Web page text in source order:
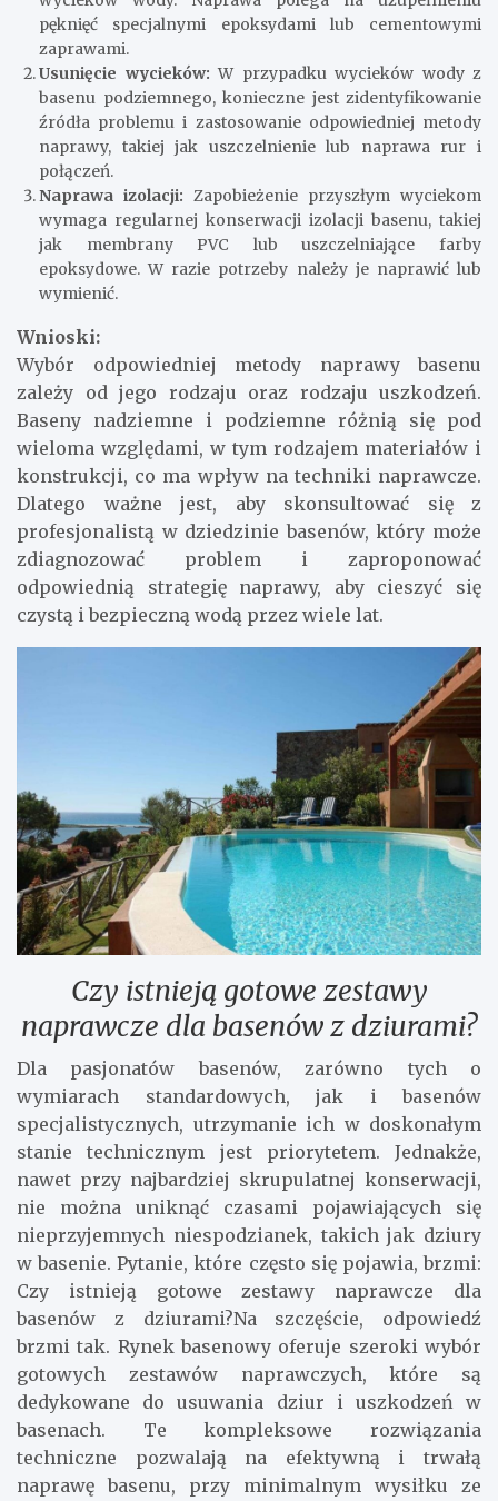
pęknięć specjalnymi epoksydami lub cementowymi
zaprawami.
Usunięcie wycieków: W przypadku wycieków wody z
basenu podziemnego, konieczne jest zidentyfikowanie
źródła problemu i zastosowanie odpowiedniej metody
naprawy, takiej jak uszczelnienie lub naprawa rur i
połączeń.
Naprawa izolacji: Zapobieżenie przyszłym wyciekom
wymaga regularnej konserwacji izolacji basenu, takiej
jak membrany PVC lub uszczelniające farby
epoksydowe. W razie potrzeby należy je naprawić lub
wymienić.
Wnioski:
Wybór odpowiedniej metody naprawy basenu
zależy od jego rodzaju oraz rodzaju uszkodzeń.
Baseny nadziemne i podziemne różnią się pod
wieloma względami, w tym rodzajem materiałów i
konstrukcji, co ma wpływ na techniki naprawcze.
Dlatego ważne jest, aby skonsultować się z
profesjonalistą w dziedzinie basenów, który może
zdiagnozować problem i zaproponować
odpowiednią strategię naprawy, aby cieszyć się
czystą i bezpieczną wodą przez wiele lat.
Czy istnieją gotowe zestawy
naprawcze dla basenów z dziurami?
Dla pasjonatów basenów, zarówno tych o
wymiarach standardowych, jak i basenów
specjalistycznych, utrzymanie ich w doskonałym
stanie technicznym jest priorytetem. Jednakże,
nawet przy najbardziej skrupulatnej konserwacji,
nie można uniknąć czasami pojawiających się
nieprzyjemnych niespodzianek, takich jak dziury
w basenie. Pytanie, które często się pojawia, brzmi:
Czy istnieją gotowe zestawy naprawcze dla
basenów z dziurami?Na szczęście, odpowiedź
brzmi tak. Rynek basenowy oferuje szeroki wybór
gotowych zestawów naprawczych, które są
dedykowane do usuwania dziur i uszkodzeń w
basenach. Te kompleksowe rozwiązania
techniczne pozwalają na efektywną i trwałą
naprawę basenu, przy minimalnym wysiłku ze